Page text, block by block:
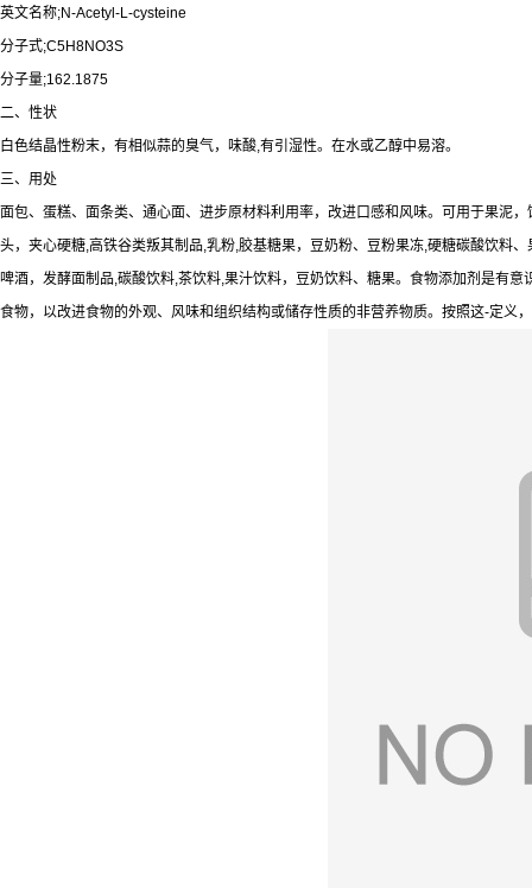
英文名称;N-Acetyl-L-cysteine
分子式;C5H8NO3S
分子量;162.1875
二、性状
白色结晶性粉末，有相似蒜的臭气，味酸,有引湿性。在水或乙醇中易溶。
三、用处
面包、蛋糕、面条类、通心面、进步原材料利用率，改进口感和风味。可用于果泥
头，夹心硬糖,高铁谷类叛其制品,乳粉,胶基糖果，豆奶粉、豆粉果冻,硬糖碳酸饮料
啤酒，发酵面制品,碳酸饮料,茶饮料,果汁饮料，豆奶饮料、糖果。食物添加剂是有意
食物，以改进食物的外观、风味和组织结构或储存性质的非营养物质。按照这-定义